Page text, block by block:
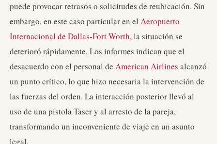
puede provocar retrasos o solicitudes de reubicación. Sin
embargo, en este caso particular en el Aeropuerto
Internacional de Dallas-Fort Worth, la situación se
deterioró rápidamente. Los informes indican que el
desacuerdo con el personal de American Airlines alcanzó
un punto crítico, lo que hizo necesaria la intervención de
las fuerzas del orden. La interacción posterior llevó al
uso de una pistola Taser y al arresto de la pareja,
transformando un inconveniente de viaje en un asunto
legal.